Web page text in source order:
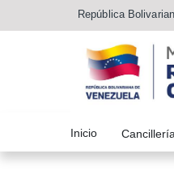
República
Inicio Cancillería